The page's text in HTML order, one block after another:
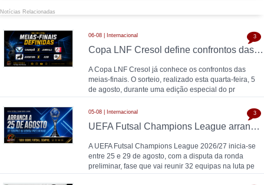
Notícias Relacionadas
06-08 | Internacional
Copa LNF Cresol define confrontos das meias-finais
A Copa LNF Cresol já conhece os confrontos das
meias-finais. O sorteio, realizado esta quarta-feira, 5
de agosto, durante uma edição especial do pr
3
05-08 | Internacional
UEFA Futsal Champions League arranca a 25 de agosto com 32 equipas na ronda preliminar
A UEFA Futsal Champions League 2026/27 inicia-se
entre 25 e 29 de agosto, com a disputa da ronda
preliminar, fase que vai reunir 32 equipas na luta pe
3